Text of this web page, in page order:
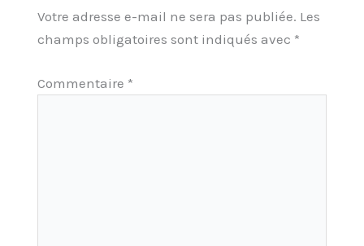
Votre adresse e-mail ne sera pas publiée. Les
champs obligatoires sont indiqués avec *
Commentaire *